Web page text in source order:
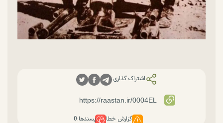
اشتراک گذاری:
گزارش خطا پسندها:0